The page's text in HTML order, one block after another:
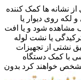
نشانه ها کمک کننده
لکه روی دیوار یا
مشاهده شود و یا افت
یا نشت لوله
نشتی از تجهیزات
با کمک دستگاه
خواهند کرد بدون